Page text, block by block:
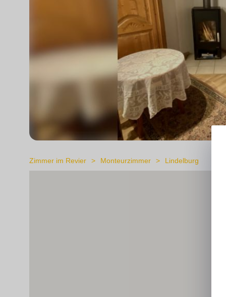
Zimmer im Revier Monteurzimmer Lindelburg